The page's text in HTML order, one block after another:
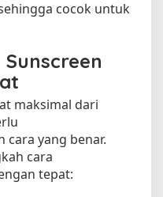
cocok untuk
maksimal dari
cara yang benar.
cara
tepat: